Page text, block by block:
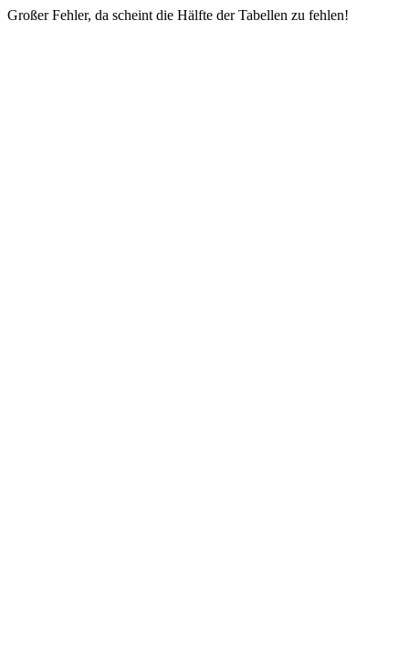
Großer Fehler, da scheint die Hälfte der Tabellen zu fehlen!